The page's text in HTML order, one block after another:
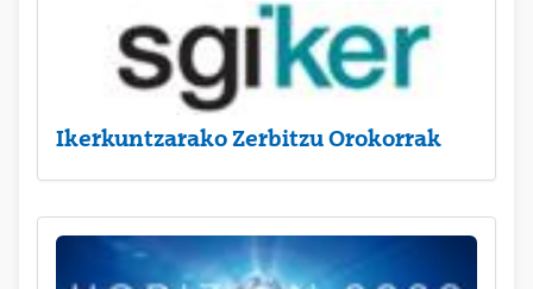
Ikerkuntzarako Zerbitzu Orokorrak